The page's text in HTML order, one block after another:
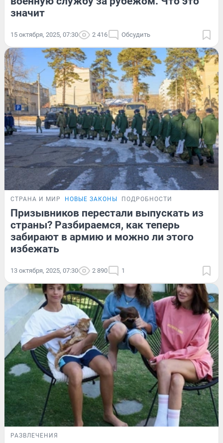
значит
15 октября, 2025, 07:30 2 416 Обсудить
СТРАНА И МИР НОВЫЕ ЗАКОНЫ ПОДРОБНОСТИ
Призывников перестали выпускать из
страны? Разбираемся, как теперь
забирают в армию и можно ли этого
избежать
13 октября, 2025, 07:30 2 890 1
РАЗВЛЕЧЕНИЯ